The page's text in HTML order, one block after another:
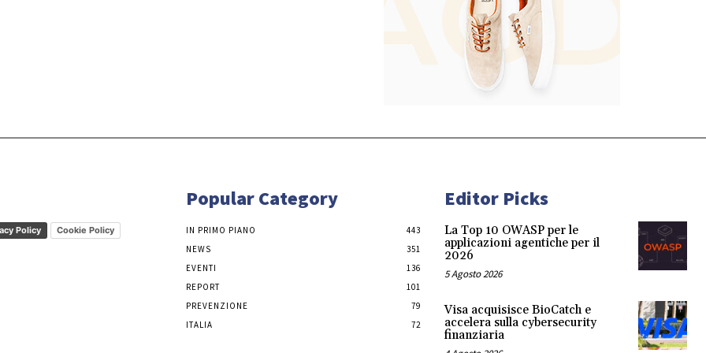
Policy Cookie Policy
Popular Category
IN PRIMO PIANO
443
NEWS
351
EVENTI
136
REPORT
101
PREVENZIONE
79
ITALIA
72
Editor Picks
La Top 10 OWASP per le
applicazioni agentiche per il
2026
5 Agosto 2026
Visa acquisisce BioCatch e
accelera sulla cybersecurity
finanziaria